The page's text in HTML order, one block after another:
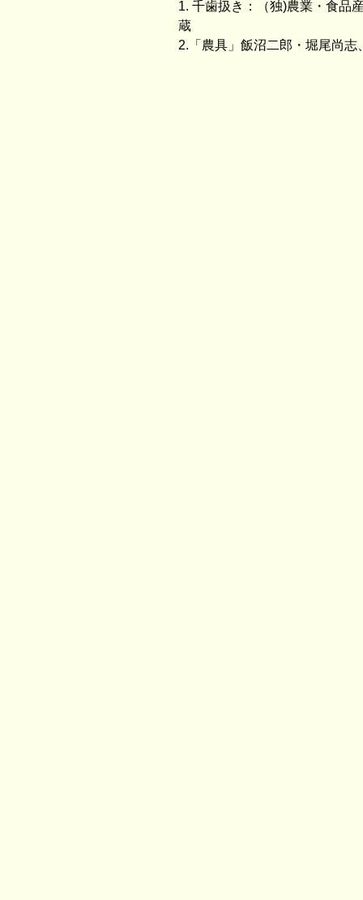
1. 千歯扱き：（独)農業・食品
蔵
2.「農具」飯沼二郎・堀尾尚